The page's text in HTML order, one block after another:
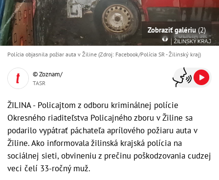
Zobraziť galériu (2)
Polícia objasnila požiar auta v Žiline (Zdroj: Facebook/Polícia SR - Žilinský kraj )
© Zoznam/
TASR
ŽILINA - Policajtom z odboru kriminálnej polície
Okresného riaditeľstva Policajného zboru v Žiline sa
podarilo vypátrať páchateľa aprílového požiaru auta v
Žiline. Ako informovala žilinská krajská polícia na
sociálnej sieti, obvineniu z prečinu poškodzovania cudzej
veci čelí 33-ročný muž.